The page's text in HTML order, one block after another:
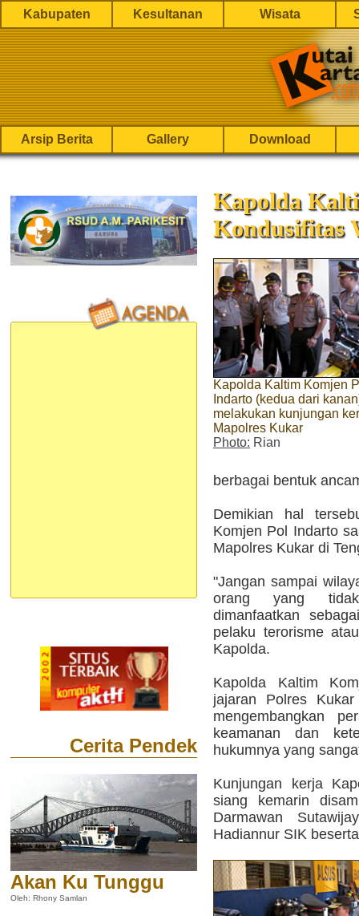
Kabupaten Kesultanan Wisata
Arsip Berita Gallery Download
Cerita Pendek
Akan Ku Tunggu
Oleh: Rhony Samlan
Kapolda
Kondusifitas
Kapolda Kaltim Komjen
Indarto (kedua dari
melakukan kunjungan
Mapolres Kukar
Photo: Rian
berbagai bentuk
Demikian hal
Komjen Pol Indarto
Mapolres Kukar di
"Jangan sampai
orang yang tidak
dimanfaatkan
pelaku terorisme
Kapolda.
Kapolda Kaltim
jajaran Polres
mengembangkan
keamanan dan
hukumnya yang
Kunjungan kerja
siang kemarin
Darmawan
Hadiannur SIK